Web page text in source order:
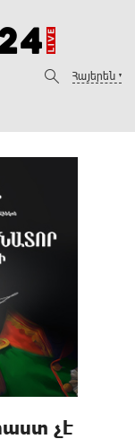
Հայերեն
չէ